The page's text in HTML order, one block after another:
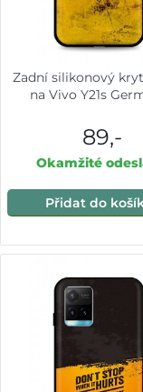
Zadní silikonový
na Vivo Y21s
89,-
Okamžité
Přidat do